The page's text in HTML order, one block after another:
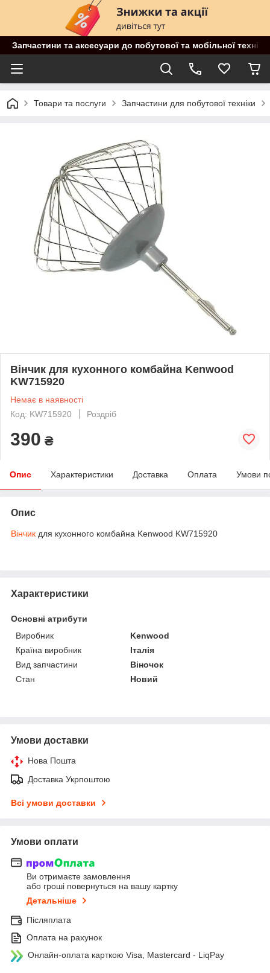
Запчастини та аксесуари до побутової та мобільної
Товари та послуги Запчастини для побутової техніки
Вінчик для кухонного комбайна Kenwood
KW715920
Немає в наявності
Код: KW715920
Роздріб
390 ₴
Опис Характеристики Доставка Оплата Умови
Опис
Вінчик для кухонного комбайна Kenwood KW715920
Характеристики
Основні атрибути
Виробник
Kenwood
Країна виробник
Італія
Вид запчастини
Віночок
Стан
Новий
Умови доставки
Нова Пошта
Доставка Укрпоштою
Всі умови доставки
Умови оплати
Ви отримаєте замовлення
або гроші повернуться на вашу картку
Детальніше
Післяплата
Оплата на рахунок
Онлайн-оплата карткою Visa, Mastercard - LiqPay